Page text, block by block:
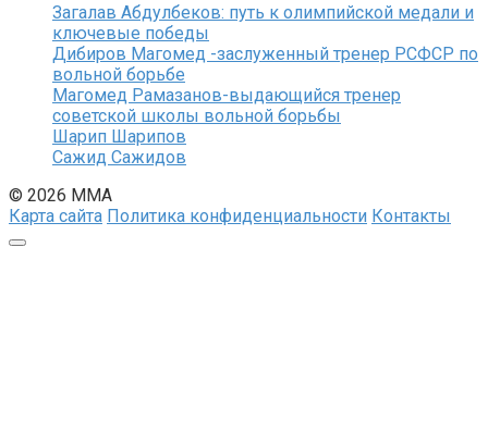
Загалав Абдулбеков: путь к олимпийской медали и
ключевые победы
Дибиров Магомед -заслуженный тренер РСФСР по
вольной борьбе
Магомед Рамазанов-выдающийся тренер
советской школы вольной борьбы
Шарип Шарипов
Сажид Сажидов
© 2026 ММА
Карта сайта Политика конфиденциальности Контакты